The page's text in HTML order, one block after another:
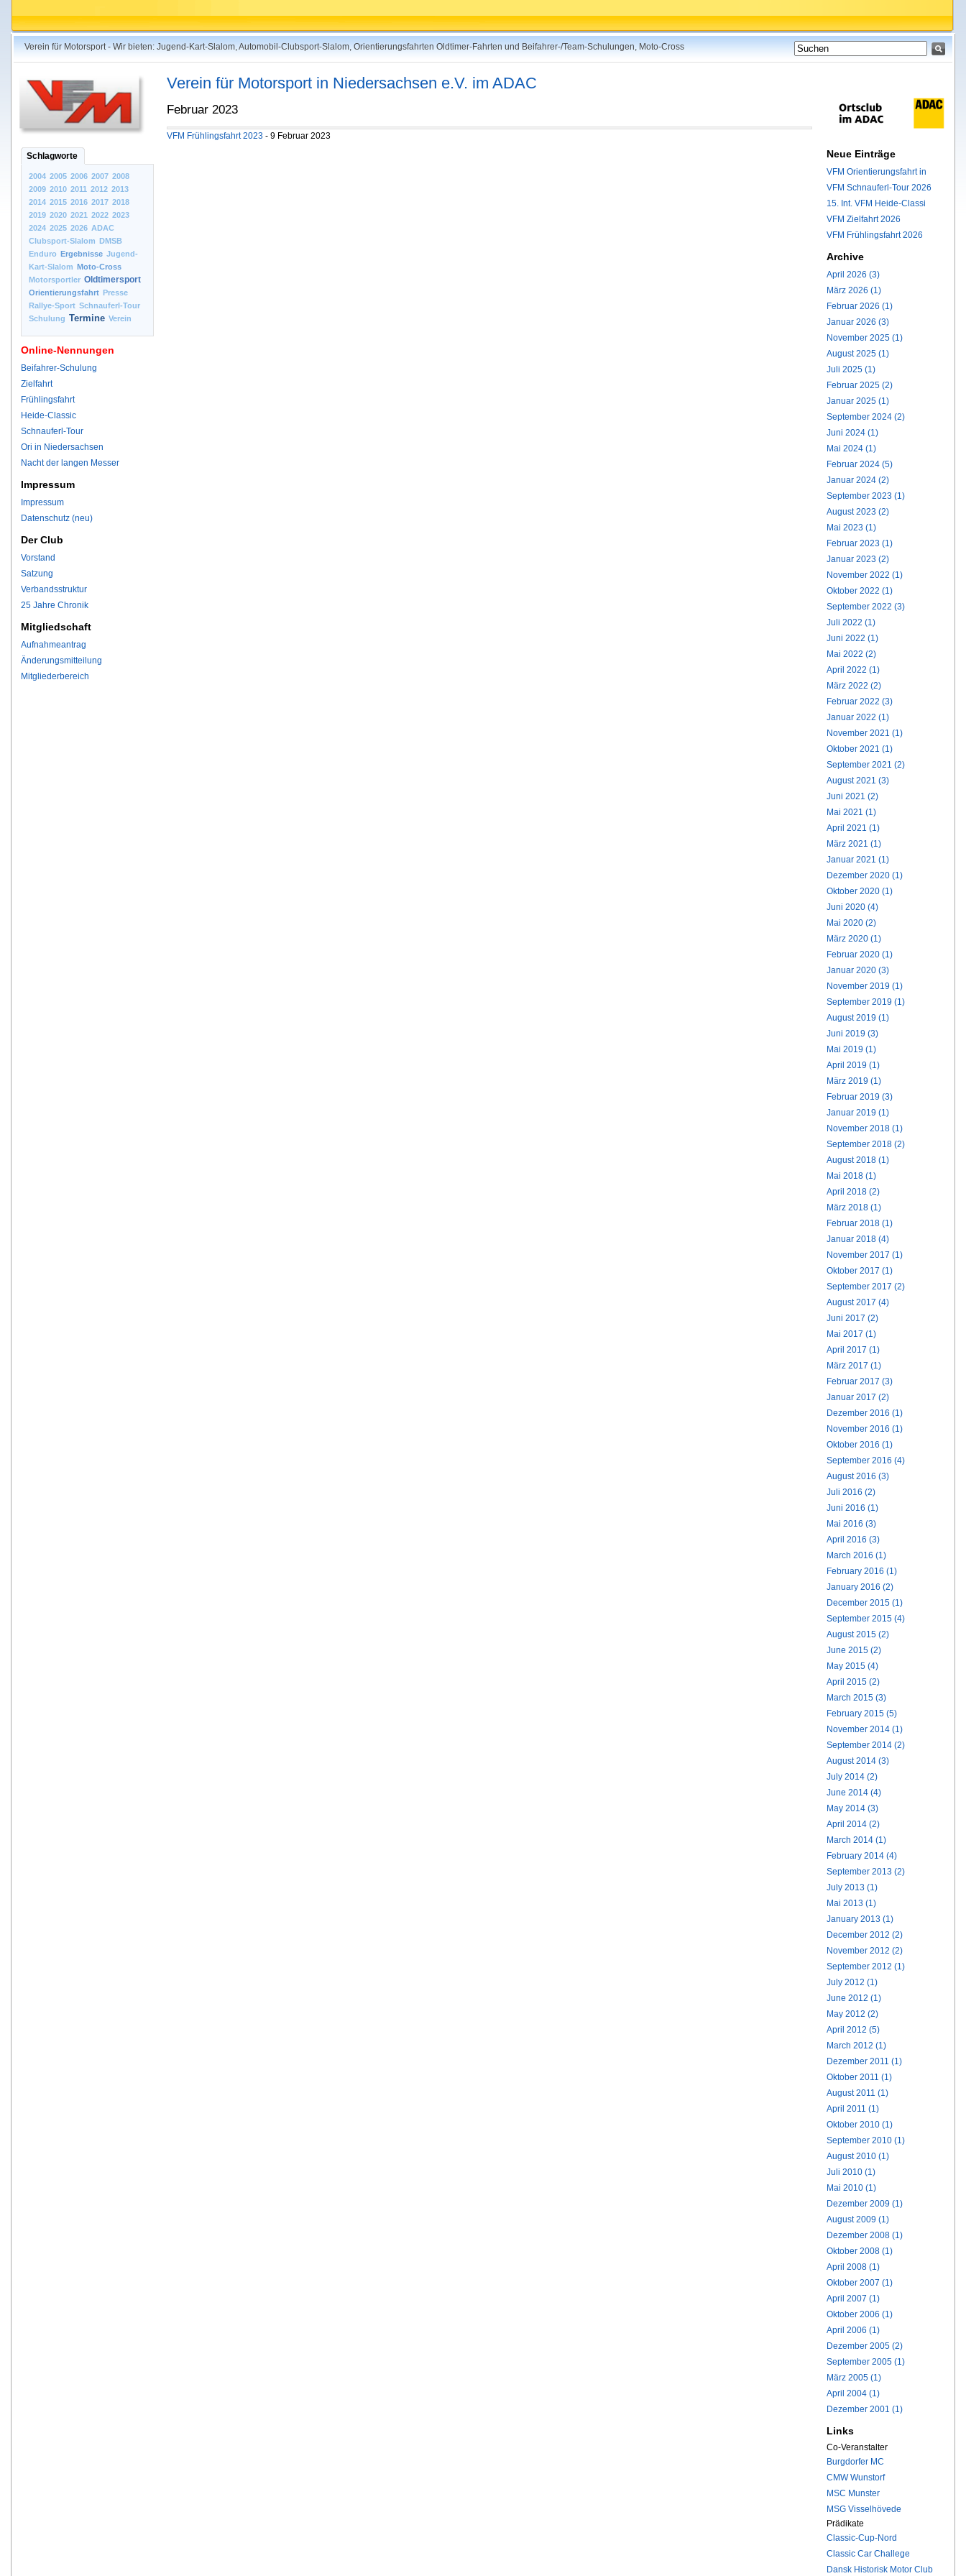
Verein für Motorsport - Wir bieten: Jugend-Kart-Slalom, Automobil-Clubsport-Slalom, Orientierungsfahrten Oldtimer-Fahrten und Beifahrer-/Team-Schulungen, Moto-Cross
Schlagworte
2004 2005 2006 2007 2008
2009 2010 2011 2012 2013
2014 2015 2016 2017 2018
2019 2020 2021 2022 2023
2024 2025 2026 ADAC
Clubsport-Slalom DMSB
Enduro Ergebnisse Jugend-
Kart-Slalom Moto-Cross
Motorsportler Oldtimersport
Orientierungsfahrt Presse
Rallye-Sport Schnauferl-Tour
Schulung Termine Verein
Online-Nennungen
Beifahrer-Schulung
Zielfahrt
Frühlingsfahrt
Heide-Classic
Schnauferl-Tour
Ori in Niedersachsen
Nacht der langen Messer
Impressum
Impressum
Datenschutz (neu)
Der Club
Vorstand
Satzung
Verbandsstruktur
25 Jahre Chronik
Mitgliedschaft
Aufnahmeantrag
Änderungsmitteilung
Mitgliederbereich
Verein für Motorsport in Niedersachsen e.V. im ADAC
Februar 2023
VFM Frühlingsfahrt 2023 - 9 Februar 2023
Neue Einträge
VFM Orientierungsfahrt in
VFM Schnauferl-Tour 2026
15. Int. VFM Heide-Classi
VFM Zielfahrt 2026
VFM Frühlingsfahrt 2026
Archive
April 2026 (3)
März 2026 (1)
Februar 2026 (1)
Januar 2026 (3)
November 2025 (1)
August 2025 (1)
Juli 2025 (1)
Februar 2025 (2)
Januar 2025 (1)
September 2024 (2)
Juni 2024 (1)
Mai 2024 (1)
Februar 2024 (5)
Januar 2024 (2)
September 2023 (1)
August 2023 (2)
Mai 2023 (1)
Februar 2023 (1)
Januar 2023 (2)
November 2022 (1)
Oktober 2022 (1)
September 2022 (3)
Juli 2022 (1)
Juni 2022 (1)
Mai 2022 (2)
April 2022 (1)
März 2022 (2)
Februar 2022 (3)
Januar 2022 (1)
November 2021 (1)
Oktober 2021 (1)
September 2021 (2)
August 2021 (3)
Juni 2021 (2)
Mai 2021 (1)
April 2021 (1)
März 2021 (1)
Januar 2021 (1)
Dezember 2020 (1)
Oktober 2020 (1)
Juni 2020 (4)
Mai 2020 (2)
März 2020 (1)
Februar 2020 (1)
Januar 2020 (3)
November 2019 (1)
September 2019 (1)
August 2019 (1)
Juni 2019 (3)
Mai 2019 (1)
April 2019 (1)
März 2019 (1)
Februar 2019 (3)
Januar 2019 (1)
November 2018 (1)
September 2018 (2)
August 2018 (1)
Mai 2018 (1)
April 2018 (2)
März 2018 (1)
Februar 2018 (1)
Januar 2018 (4)
November 2017 (1)
Oktober 2017 (1)
September 2017 (2)
August 2017 (4)
Juni 2017 (2)
Mai 2017 (1)
April 2017 (1)
März 2017 (1)
Februar 2017 (3)
Januar 2017 (2)
Dezember 2016 (1)
November 2016 (1)
Oktober 2016 (1)
September 2016 (4)
August 2016 (3)
Juli 2016 (2)
Juni 2016 (1)
Mai 2016 (3)
April 2016 (3)
March 2016 (1)
February 2016 (1)
January 2016 (2)
December 2015 (1)
September 2015 (4)
August 2015 (2)
June 2015 (2)
May 2015 (4)
April 2015 (2)
March 2015 (3)
February 2015 (5)
November 2014 (1)
September 2014 (2)
August 2014 (3)
July 2014 (2)
June 2014 (4)
May 2014 (3)
April 2014 (2)
March 2014 (1)
February 2014 (4)
September 2013 (2)
July 2013 (1)
Mai 2013 (1)
January 2013 (1)
December 2012 (2)
November 2012 (2)
September 2012 (1)
July 2012 (1)
June 2012 (1)
May 2012 (2)
April 2012 (5)
March 2012 (1)
Dezember 2011 (1)
Oktober 2011 (1)
August 2011 (1)
April 2011 (1)
Oktober 2010 (1)
September 2010 (1)
August 2010 (1)
Juli 2010 (1)
Mai 2010 (1)
Dezember 2009 (1)
August 2009 (1)
Dezember 2008 (1)
Oktober 2008 (1)
April 2008 (1)
Oktober 2007 (1)
April 2007 (1)
Oktober 2006 (1)
April 2006 (1)
Dezember 2005 (2)
September 2005 (1)
März 2005 (1)
April 2004 (1)
Dezember 2001 (1)
Links
Co-Veranstalter
Burgdorfer MC
CMW Wunstorf
MSC Munster
MSG Visselhövede
Prädikate
Classic-Cup-Nord
Classic Car Challege
Dansk Historisk Motor Club